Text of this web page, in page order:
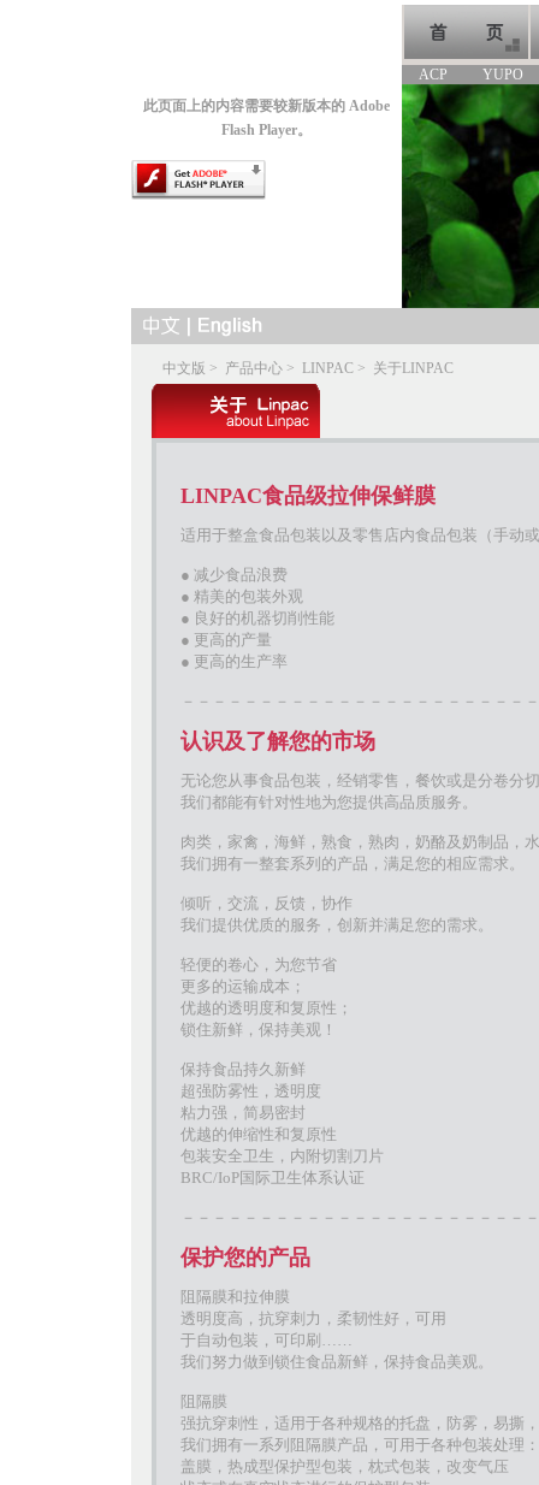
此页面上的内容需要较新版本的 Adobe
Flash Player。
ACP YUPO
中文版 > 产品中心> LINPAC> 关于LINPAC
LINPAC食品级拉伸保鲜膜
适用于整盒食品包装以及零售店内食品包装（手动
● 减少食品浪费
● 精美的包装外观
● 良好的机器切削性能
● 更高的产量
● 更高的生产率
－－－－－－－－－－－－－－－－－－－－－－
认识及了解您的市场
无论您从事食品包装，经销零售，餐饮或是分卷分
我们都能有针对性地为您提供高品质服务。
肉类，家禽，海鲜，熟食，熟肉，奶酪及奶制品
我们拥有一整套系列的产品，满足您的相应需求。
倾听，交流，反馈，协作
我们提供优质的服务，创新并满足您的需求。
轻便的卷心，为您节省
更多的运输成本；
优越的透明度和复原性；
锁住新鲜，保持美观！
保持食品持久新鲜
超强防雾性，透明度
粘力强，简易密封
优越的伸缩性和复原性
包装安全卫生，内附切割刀片
BRC/IoP国际卫生体系认证
－－－－－－－－－－－－－－－－－－－－－－
保护您的产品
阻隔膜和拉伸膜
透明度高，抗穿刺力，柔韧性好，可用
于自动包装，可印刷……
我们努力做到锁住食品新鲜，保持食品美观。
阻隔膜
强抗穿刺性，适用于各种规格的托盘，防雾，易撕，
我们拥有一系列阻隔膜产品，可用于各种包装处理：
盖膜，热成型保护型包装，枕式包装，改变气压